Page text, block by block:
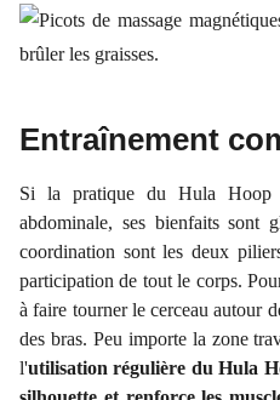
Entraînement
Si la pratique du Hula Hoop
abdominale, ses bienfaits sont
coordination sont les deux
participation de tout le corps.
à faire tourner le cerceau autour
des bras. Peu importe la zone
l'utilisation régulière du Hula